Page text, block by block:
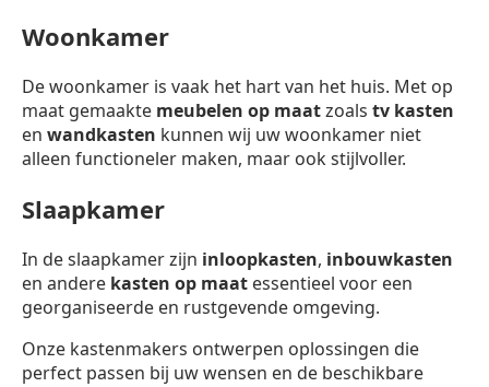
Woonkamer
De woonkamer is vaak het hart van het huis. Met op
maat gemaakte meubelen op maatzoals tv kasten
en wandkasten kunnen wij uw woonkamer niet
alleen functioneler maken, maar ook stijlvoller.
Slaapkamer
In de slaapkamer zijn inloopkasten, inbouwkasten
en andere kasten op maat essentieel voor een
georganiseerde en rustgevende omgeving.
Onze kastenmakers ontwerpen oplossingen die
perfect passen bij uw wensen en de beschikbare